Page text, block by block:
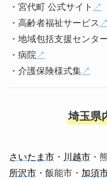
・宮代町 公式サイト ↗︎
・高齢者福祉サービス ↗︎
・地域包括支援センタ
・病院↗︎
・介護保険様式集↗︎
埼玉県
さいたま市・ 川越市・
所沢市・飯能市・ 加須